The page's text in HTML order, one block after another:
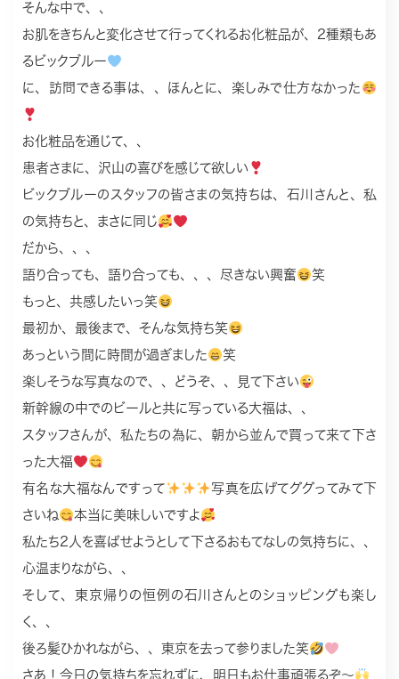
そんな中で、、
お肌をきちんと変化させて行ってくれるお化粧品が、2種類もあ
るビックブルー
に、訪問できる事は、、ほんとに、楽しみで仕方なかった
お化粧品を通じて、、
患者さまに、沢山の喜びを感じて欲しい
ビックブルーのスタッフの皆さまの気持ちは、石川さんと、私
の気持ちと、まさに同じ
だから、、、
語り合っても、語り合っても、、、尽きない興奮
笑
もっと、共感したいっ笑
最初か、最後まで、そんな気持ち笑
あっという間に時間が過ぎました
笑
楽しそうな写真なので、、どうぞ、、見て下さい
新幹線の中でのビールと共に写っている大福は、、
スタッフさんが、私たちの為に、朝から並んで買って来て下さ
った大福
有名な大福なんですって
写真を広げてググってみて下
さいね
本当に美味しいですよ
私たち2人を喜ばせようとして下さるおもてなしの気持ちに、、
心温まりながら、、
そして、東京帰りの恒例の石川さんとのショッピングも楽し
く、、
後ろ髪ひかれながら、、東京を去って参りました笑
さあ！今日の気持ちを忘れずに、明日もお仕事頑張るぞ〜